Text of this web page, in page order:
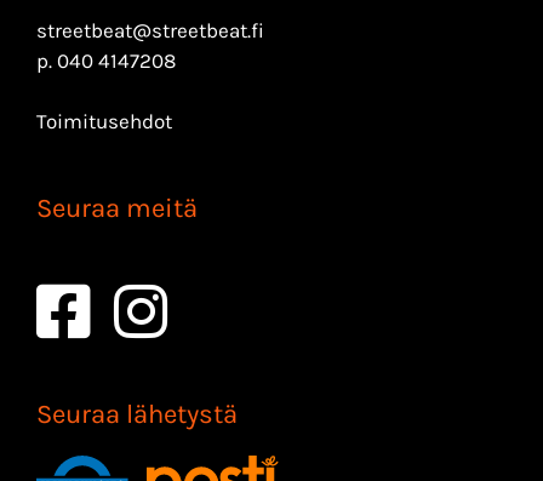
streetbeat@streetbeat.fi
p. 040 4147208
Toimitusehdot
Seuraa meitä
Seuraa lähetystä